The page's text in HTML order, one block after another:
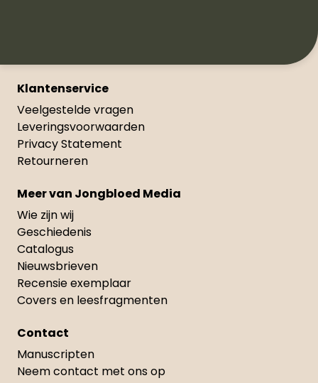
Klantenservice
Veelgestelde vragen
Leveringsvoorwaarden
Privacy Statement
Retourneren
Meer van Jongbloed Media
Wie zijn wij
Geschiedenis
Catalogus
Nieuwsbrieven
Recensie exemplaar
Covers en leesfragmenten
Contact
Manuscripten
Neem contact met ons op